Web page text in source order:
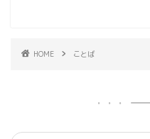
HOME ことば